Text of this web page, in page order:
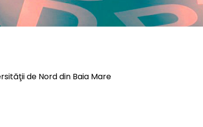
COLECȚII
de Nord din Baia Mare